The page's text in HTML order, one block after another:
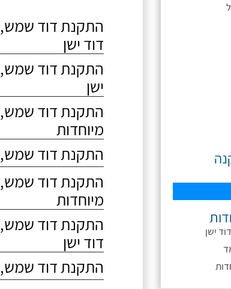
ישן
דוד ישן
ישן
מיוחדות
התקנת דוד שמש, 80 ליטר, על גג שטוח, ללא דרישות מיוחדות
מיוחדות
דוד ישן
התקנת דוד שמש, 150 ליטר, על גג שטוח, כולל התקנת מעמד